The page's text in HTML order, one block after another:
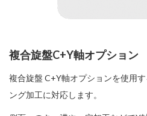
複合旋盤C+Y軸オプション
複合旋盤 C+Y軸オプションを使用
ング加工に対応します。